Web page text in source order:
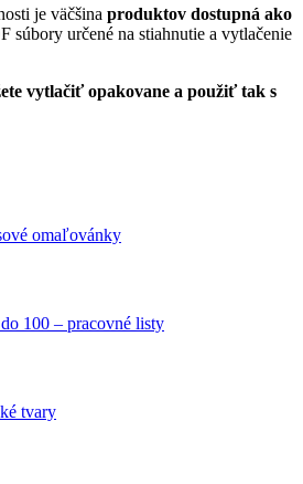
je väčšina produktov dostupná ako
súbory určené na stiahnutie a vytlačenie
vytlačiť opakovane a použiť tak s
omaľovánky
100 – pracovné listy
tvary